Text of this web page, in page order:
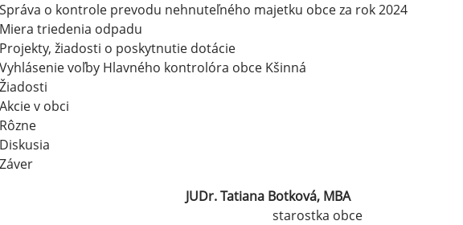
Správa o kontrole prevodu nehnuteľného majetku obce za rok 2024
Miera triedenia odpadu
Projekty, žiadosti o poskytnutie dotácie
Vyhlásenie voľby Hlavného kontrolóra obce Kšinná
Žiadosti
Akcie v obci
Rôzne
Diskusia
Záver
JUDr. Tatiana Botková, MBA
obce